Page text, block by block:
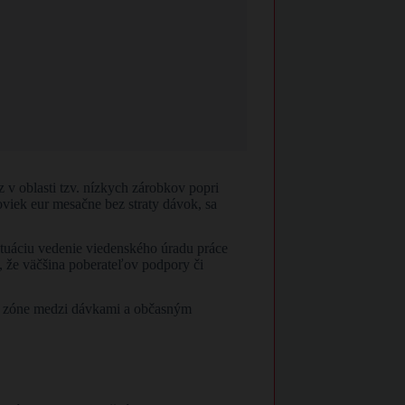
v oblasti tzv. nízkych zárobkov popri
eur mesačne bez straty dávok, sa
vedenie viedenského úradu práce
väčšina poberateľov podpory či
medzi dávkami a občasným